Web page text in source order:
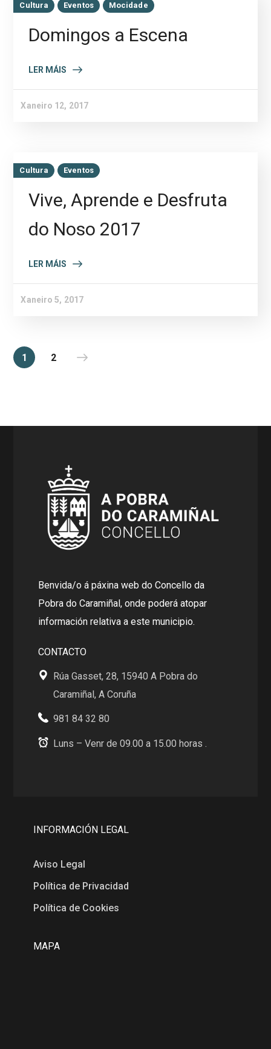
Cultura Eventos Mocidade
Domingos a Escena
LER MÁIS
Xaneiro 12, 2017
Cultura Eventos
Vive, Aprende e Desfruta
do Noso 2017
LER MÁIS
Xaneiro 5, 2017
1 2
Benvida/o á páxina web do Concello da
Pobra do Caramiñal, onde poderá atopar
información relativa a este municipio.
CONTACTO
Rúa Gasset, 28, 15940 A Pobra do
Caramiñal, A Coruña
981 84 32 80
Luns – Venr de 09.00 a 15.00 horas .
INFORMACIÓN LEGAL
Aviso Legal
Política de Privacidad
Política de Cookies
MAPA